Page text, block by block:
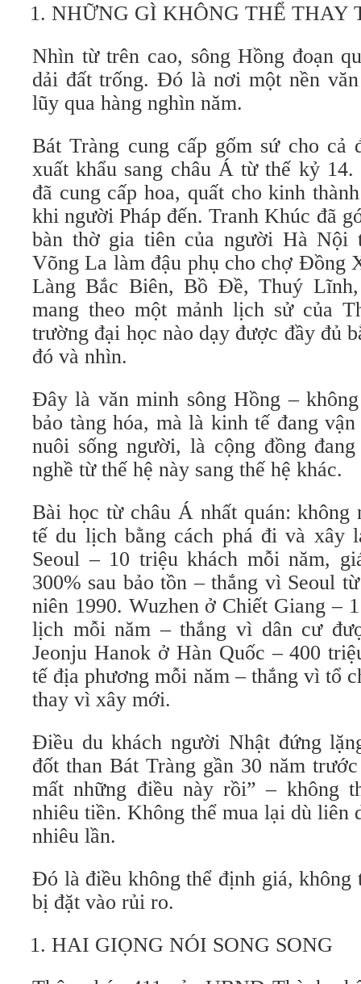
NHỮNG GÌ KHÔNG THỂ THAY
Nhìn từ trên cao, sông Hồng đoạn
dải đất trống. Đó là nơi một nền
lũy qua hàng nghìn năm.
Bát Tràng cung cấp gốm sứ cho cả
xuất khẩu sang châu Á từ thế kỷ
đã cung cấp hoa, quất cho kinh
khi người Pháp đến. Tranh Khúc đã
bàn thờ gia tiên của người Hà
Võng La làm đậu phụ cho chợ Đồng
Làng Bắc Biên, Bồ Đề, Thuý
mang theo một mảnh lịch sử của
trường đại học nào dạy được đầy đủ
đó và nhìn.
Đây là văn minh sông Hồng –
bảo tàng hóa, mà là kinh tế đang
nuôi sống người, là cộng đồng
nghề từ thế hệ này sang thế hệ khác.
Bài học từ châu Á nhất quán: không
tế du lịch bằng cách phá đi và xây
Seoul – 10 triệu khách mỗi năm,
300% sau bảo tồn – thắng vì Seoul
niên 1990. Wuzhen ở Chiết Giang –
lịch mỗi năm – thắng vì dân cư
Jeonju Hanok ở Hàn Quốc – 400
tế địa phương mỗi năm – thắng vì tổ
thay vì xây mới.
Điều du khách người Nhật đứng
đốt than Bát Tràng gần 30 năm
mất những điều này rồi” – không
nhiêu tiền. Không thể mua lại dù liên
nhiêu lần.
Đó là điều không thể định giá, không
bị đặt vào rủi ro.
HAI GIỌNG NÓI SONG SONG